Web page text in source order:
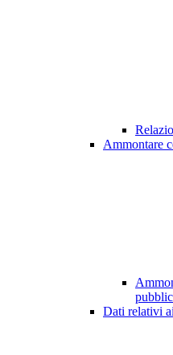
Ammontare
Dati relativi